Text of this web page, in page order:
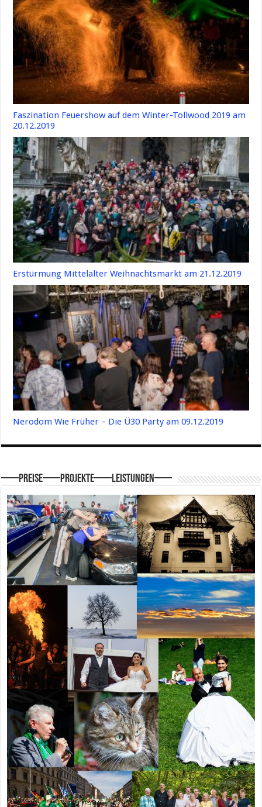
Faszination Feuershow auf dem Winter-Tollwood 2019 am
20.12.2019
Erstürmung Mittelalter Weihnachtsmarkt am 21.12.2019
Nerodom Wie Früher – Die Ü30 Party am 09.12.2019
—–Preise—–Projekte—–Leistungen—–